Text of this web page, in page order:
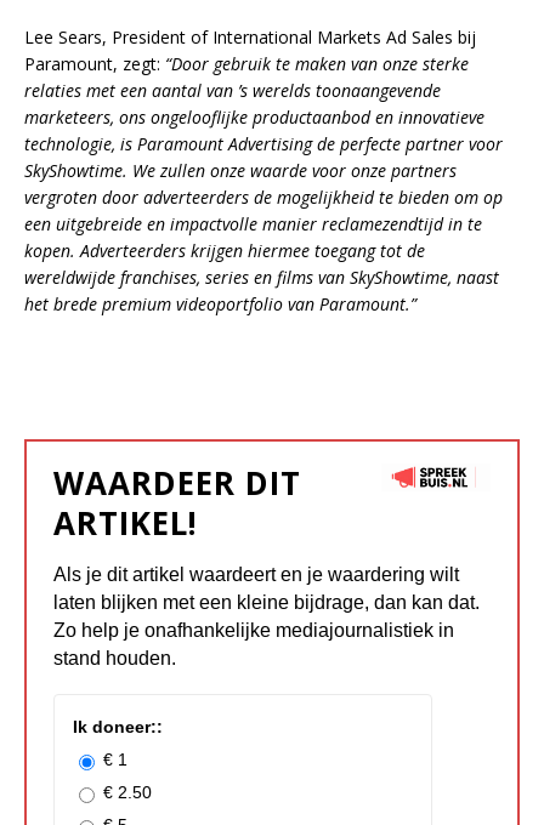
Lee Sears, President of International Markets Ad Sales bij
Paramount, zegt: “Door gebruik te maken van onze sterke
relaties met een aantal van ’s werelds toonaangevende
marketeers, ons ongelooflijke productaanbod en innovatieve
technologie, is Paramount Advertising de perfecte partner voor
SkyShowtime. We zullen onze waarde voor onze partners
vergroten door adverteerders de mogelijkheid te bieden om op
een uitgebreide en impactvolle manier reclamezendtijd in te
kopen. Adverteerders krijgen hiermee toegang tot de
wereldwijde franchises, series en films van SkyShowtime, naast
het brede premium videoportfolio van Paramount.”
WAARDEER DIT
ARTIKEL!
Als je dit artikel waardeert en je waardering wilt
laten blijken met een kleine bijdrage, dan kan dat.
Zo help je onafhankelijke mediajournalistiek in
stand houden.
Ik doneer::
€ 1
€ 2.50